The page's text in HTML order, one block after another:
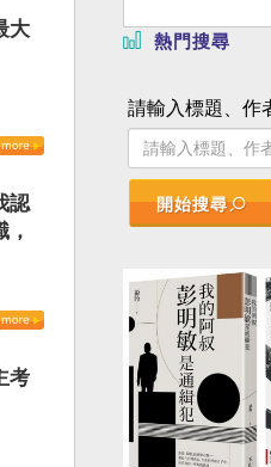
大
認
考
熱門搜尋
請輸入標題、作
開始搜尋